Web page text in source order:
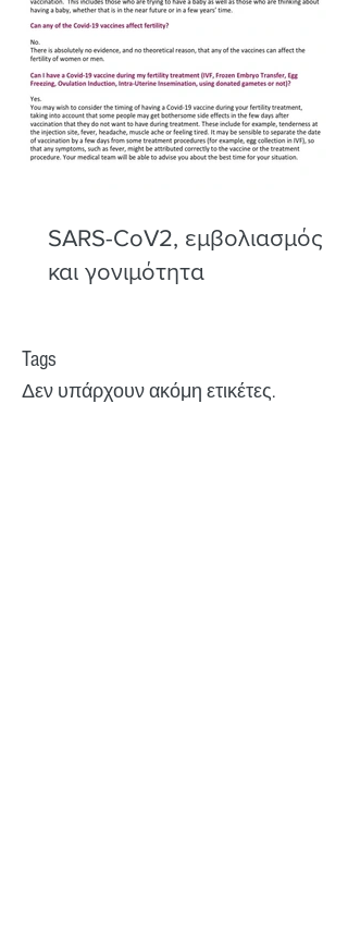
SARS-CoV2, εμβολιασμός
και γονιμότητα
Tags
Δεν υπάρχουν ακόμη ετικέτες.